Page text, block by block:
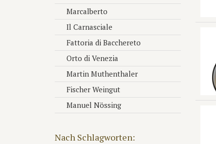
Marcalberto
Il Carnasciale
Fattoria di Bacchereto
Orto di Venezia
Martin Muthenthaler
Fischer Weingut
Manuel Nössing
Nach Schlagworten: